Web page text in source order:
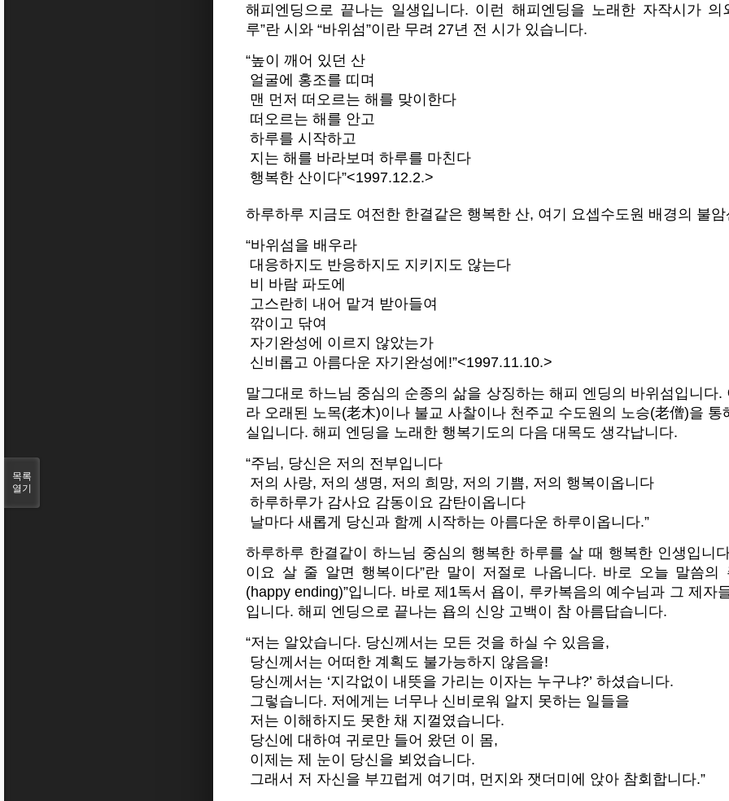
해피엔딩으로 끝나는 일생입니다. 이런 해피엔딩을 노래한 자작시가 의
루”란 시와 “바위섬”이란 무려 27년 전 시가 있습니다.
“높이 깨어 있던 산
얼굴에 홍조를 띠며
맨 먼저 떠오르는 해를 맞이한다
떠오르는 해를 안고
하루를 시작하고
지는 해를 바라보며 하루를 마친다
행복한 산이다”<1997.12.2.>
하루하루 지금도 여전한 한결같은 행복한 산, 여기 요셉수도원 배경의 불
“바위섬을 배우라
대응하지도 반응하지도 지키지도 않는다
비 바람 파도에
고스란히 내어 맡겨 받아들여
깎이고 닦여
자기완성에 이르지 않았는가
신비롭고 아름다운 자기완성에!”<1997.11.10.>
말그대로 하느님 중심의 순종의 삶을 상징하는 해피 엔딩의 바위섬입니다.
라 오래된 노목(老木)이나 불교 사찰이나 천주교 수도원의 노승(老僧)을 통
실입니다. 해피 엔딩을 노래한 행복기도의 다음 대목도 생각납니다.
“주님, 당신은 저의 전부입니다
저의 사랑, 저의 생명, 저의 희망, 저의 기쁨, 저의 행복이옵니다
하루하루가 감사요 감동이요 감탄이옵니다
날마다 새롭게 당신과 함께 시작하는 아름다운 하루이옵니다.”
하루하루 한결같이 하느님 중심의 행복한 하루를 살 때 행복한 인생입니
이요 살 줄 알면 행복이다”란 말이 저절로 나옵니다. 바로 오늘 말씀의
(happy ending)”입니다. 바로 제1독서 욥이, 루카복음의 예수님과 그 제자
입니다. 해피 엔딩으로 끝나는 욥의 신앙 고백이 참 아름답습니다.
“저는 알았습니다. 당신께서는 모든 것을 하실 수 있음을,
당신께서는 어떠한 계획도 불가능하지 않음을!
당신께서는 ‘지각없이 내뜻을 가리는 이자는 누구냐?’ 하셨습니다.
그렇습니다. 저에게는 너무나 신비로워 알지 못하는 일들을
저는 이해하지도 못한 채 지껄였습니다.
당신에 대하여 귀로만 들어 왔던 이 몸,
이제는 제 눈이 당신을 뵈었습니다.
그래서 저 자신을 부끄럽게 여기며, 먼지와 잿더미에 앉아 참회합니다.”
목록
열기